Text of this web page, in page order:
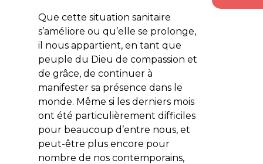
Que cette situation sanitaire
s’améliore ou qu’elle se prolonge,
il nous appartient, en tant que
peuple du Dieu de compassion et
de grâce, de continuer à
manifester sa présence dans le
monde. Même si les derniers mois
ont été particulièrement difficiles
pour beaucoup d’entre nous, et
peut-être plus encore pour
nombre de nos contemporains,